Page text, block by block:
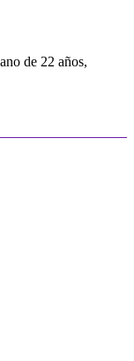
de 22 años,